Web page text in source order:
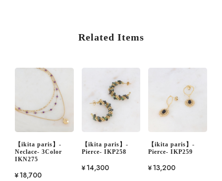
Related Items
【ikita paris】-
Neclace- 3Color
IKN275
¥18,700
【ikita paris】-
Pierce- IKP258
¥14,300
【ikita paris】-
Pierce- IKP259
¥13,200